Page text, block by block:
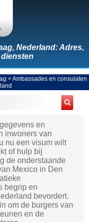
Nederland: Adres,
>Ambassades en consulaten
en
inwoners van
nu een visum wilt
of hulp bij
de onderstaande
Mexico in Den
begrip en
bevordert.
om de burgers van
en de